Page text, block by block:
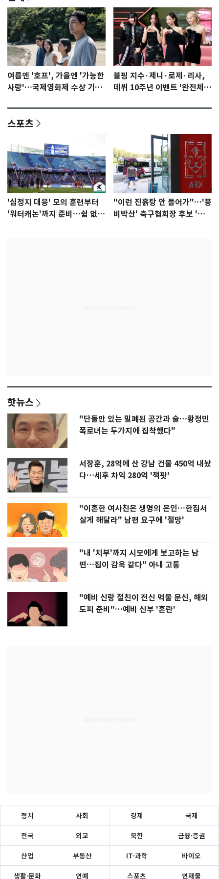
여름엔 '호프', 가을엔 '가능한
사랑'…국제영화제 수상 기대
블핑 지수·제니·로제·리사,
데뷔 10주년 이벤트 '완전체'
스포츠
'심정지 대응' 모의 훈련부터
'워터캐논'까지 준비…쉼 없는
"이런 진흙탕 안 들어가"…'풍
비박산' 축구협회장 후보 '실
핫뉴스
"단둘만 있는 밀폐된 공간과 술…황정민
폭로녀는 두가지에 집착했다"
서장훈, 28억에 산 강남 건물 450억 내놨
다…세후 차익 280억 '잭팟'
"이혼한 여사친은 생명의 은인…한집서
살게 해달라" 남편 요구에 '절망'
"내 '치부'까지 시모에게 보고하는 남
편…집이 감옥 같다" 아내 고통
"예비 신랑 절친이 전신 먹물 문신, 해외
도피 준비"…예비 신부 '혼란'
정치 사회 경제 국제
전국 외교 북한 금융·증권
산업 부동산 IT·과학 바이오
생활·문화 연예 스포츠 연재물